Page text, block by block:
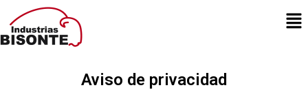
Aviso de privacidad